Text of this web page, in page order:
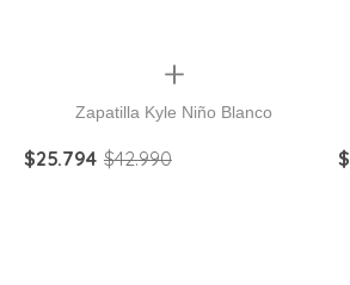
Quickview
Zapatilla Kyle Niño Blanco
$25.794 $42.990 $